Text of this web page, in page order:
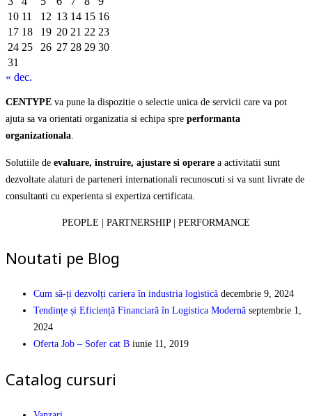
10 11 12 13 14 15 16
17 18 19 20 21 22 23
24 25 26 27 28 29 30
31
« dec.
CENTYPE va pune la dispozitie o selectie unica de servicii care va pot
ajuta sa va orientati organizatia si echipa spre performanta
organizationala.
Solutiile de evaluare, instruire, ajustare si operare a activitatii sunt
dezvoltate alaturi de parteneri internationali recunoscuti si va sunt livrate de
consultanti cu experienta si expertiza certificata.
PEOPLE | PARTNERSHIP | PERFORMANCE
Noutati pe Blog
Cum să-ți dezvolți cariera în industria logistică decembrie 9, 2024
Tendințe și Eficiență Financiară în Logistica Modernă septembrie 1,
2024
Oferta Job – Sofer cat B iunie 11, 2019
Catalog cursuri